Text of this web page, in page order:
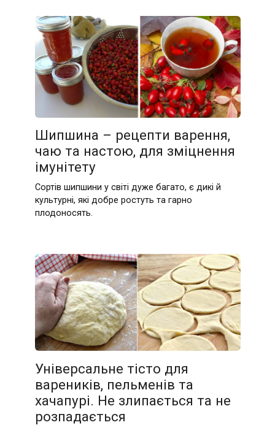
Шипшина – рецепти варення,
чаю та настою, для зміцнення
імунітету
Сортів шипшини у світі дуже багато, є дикі й
культурні, які добре ростуть та гарно
плодоносять.
Універсальне тісто для
вареників, пельменів та
хачапурі. Не злипається та не
розпадається